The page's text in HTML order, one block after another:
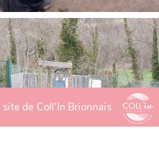
site de Coll'In Brionnais